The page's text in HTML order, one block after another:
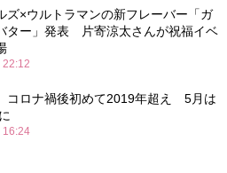
ズ×ウルトラマンの新フレーバー「ガ
ター」発表 片寄涼太さんが祝福イベ
コロナ禍後初めて2019年超え 5月は
16:24